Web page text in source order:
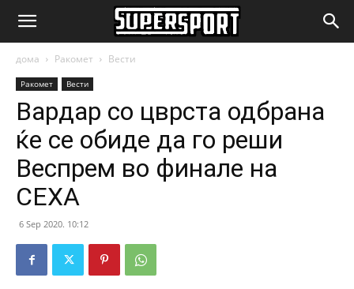
SuperSport.mk
дома Ракомет Вести
Ракомет Вести
Вардар со цврста одбрана
ќе се обиде да го реши
Веспрем во финале на
СЕХА
6 Sep 2020. 10:12